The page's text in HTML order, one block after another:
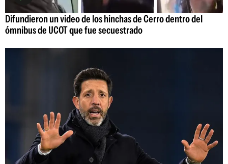
Difundieron un video de los hinchas de Cerro dentro del
ómnibus de UCOT que fue secuestrado